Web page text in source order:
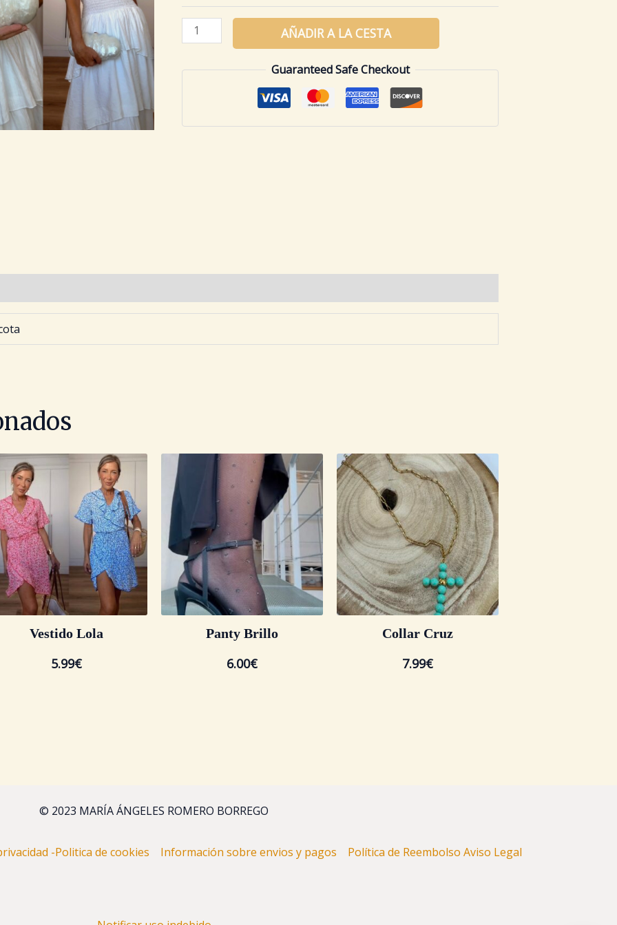
AÑADIR A LA CESTA
Guaranteed Safe Checkout
Vestido Lola
5.99€
Panty Brillo
6.00€
Collar Cruz
7.99€
© 2023 MARÍA ÁNGELES ROMERO BORREGO
-Politica de cookies Información sobre envios y pagos Política de Reembolso Aviso Legal